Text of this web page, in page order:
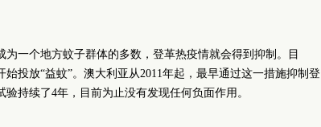
一个地方蚊子群体的多数，登革热疫情就会得到抑制。目
投放“益蚊”。澳大利亚从2011年起，最早通过这一措施抑制登
持续了4年，目前为止没有发现任何负面作用。